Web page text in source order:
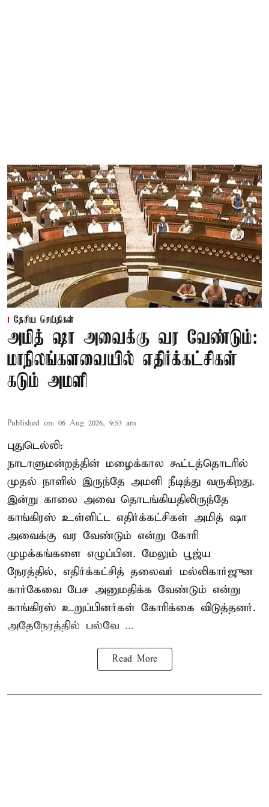
தேசிய செய்திகள்
அமித் ஷா அவைக்கு வர வேண்டும்:
மாநிலங்களவையில் எதிர்க்கட்சிகள்
கடும் அமளி
Published on: 06 Aug 2026, 9:53 am
புதுடெல்லி:
நாடாளுமன்றத்தின் மழைக்கால கூட்டத்தொடரில்
முதல் நாளில் இருந்தே அமளி நீடித்து வருகிறது.
இன்று காலை அவை தொடங்கியதிலிருந்தே
காங்கிரஸ் உள்ளிட்ட எதிர்க்கட்சிகள் அமித் ஷா
அவைக்கு வர வேண்டும் என்று கோரி
முழக்கங்களை எழுப்பின. மேலும் பூஜ்ய
நேரத்தில், எதிர்க்கட்சித் தலைவர் மல்லிகார்ஜுன
கார்கேவை பேச அனுமதிக்க வேண்டும் என்று
காங்கிரஸ் உறுப்பினர்கள் கோரிக்கை விடுத்தனர்.
அதேநேரத்தில் பல்வே ...
Read More